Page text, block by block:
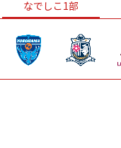
なでしこ1部